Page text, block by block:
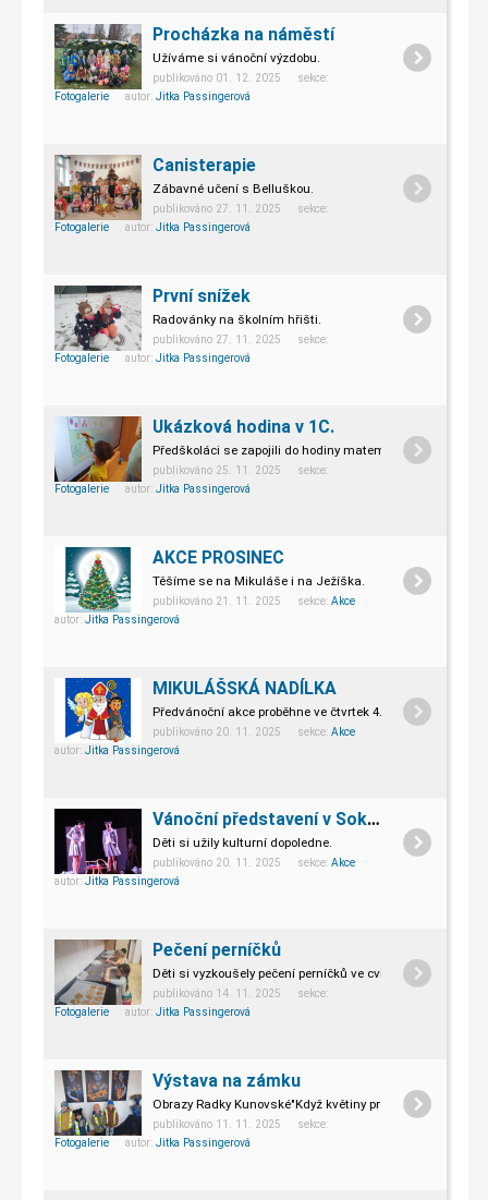
Procházka na náměstí
Užíváme si vánoční výzdobu.
publikováno 01. 12. 2025 sekce:
Fotogalerie autor: Jitka Passingerová
Canisterapie
Zábavné učení s Belluškou.
publikováno 27. 11. 2025 sekce:
Fotogalerie autor: Jitka Passingerová
První snížek
Radovánky na školním hřišti.
publikováno 27. 11. 2025 sekce:
Fotogalerie autor: Jitka Passingerová
Ukázková hodina v 1C.
Předškoláci se zapojili do hodiny matematiky.
publikováno 25. 11. 2025 sekce:
Fotogalerie autor: Jitka Passingerová
AKCE PROSINEC
Těšíme se na Mikuláše i na Ježíška.
publikováno 21. 11. 2025 sekce: Akce
autor: Jitka Passingerová
MIKULÁŠSKÁ NADÍLKA
Předvánoční akce proběhne ve čtvrtek 4.12.2025.
publikováno 20. 11. 2025 sekce: Akce
autor: Jitka Passingerová
Vánoční představení v Sokolovně
Děti si užily kulturní dopoledne.
publikováno 20. 11. 2025 sekce: Akce
autor: Jitka Passingerová
Pečení perníčků
Děti si vyzkoušely pečení perníčků ve cvičné kuchyňce.
publikováno 14. 11. 2025 sekce:
Fotogalerie autor: Jitka Passingerová
Výstava na zámku
Obrazy Radky Kunovské"Když květiny promlouvají"
publikováno 11. 11. 2025 sekce:
Fotogalerie autor: Jitka Passingerová